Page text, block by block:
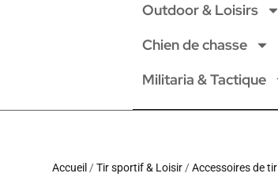
Outdoor & Loisirs
Chien de chasse
Militaria & Tactique
Accueil /Tir sportif & Loisir /Accessoires de tir